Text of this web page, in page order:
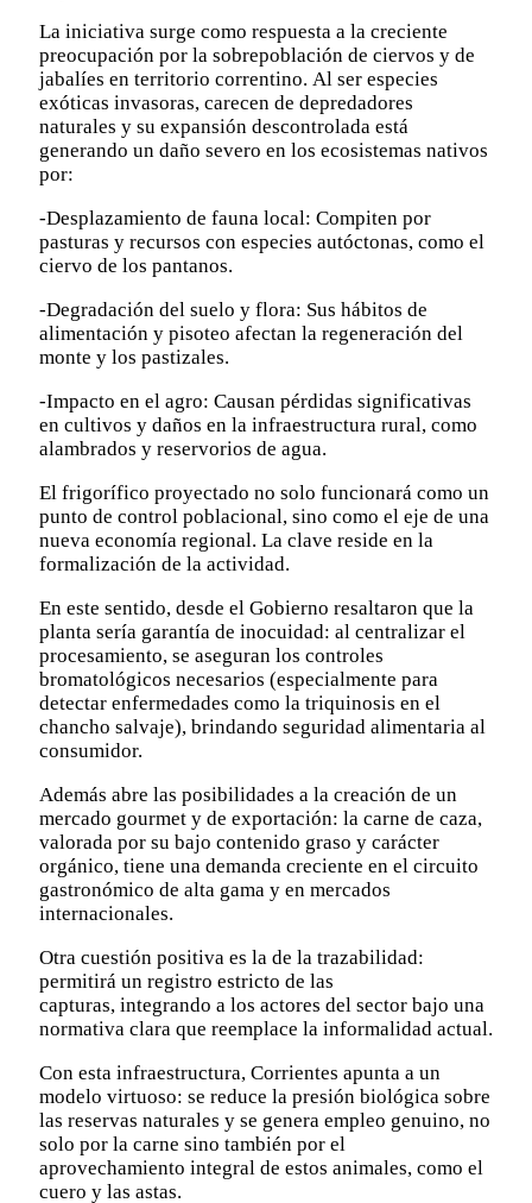
La iniciativa surge como respuesta a la creciente
preocupación por la sobrepoblación de ciervos y de
jabalíes en territorio correntino. Al ser especies
exóticas invasoras, carecen de depredadores
naturales y su expansión descontrolada está
generando un daño severo en los ecosistemas nativos
por:
-Desplazamiento de fauna local: Compiten por
pasturas y recursos con especies autóctonas, como el
ciervo de los pantanos.
-Degradación del suelo y flora: Sus hábitos de
alimentación y pisoteo afectan la regeneración del
monte y los pastizales.
-Impacto en el agro: Causan pérdidas significativas
en cultivos y daños en la infraestructura rural, como
alambrados y reservorios de agua.
El frigorífico proyectado no solo funcionará como un
punto de control poblacional, sino como el eje de una
nueva economía regional. La clave reside en la
formalización de la actividad.
En este sentido, desde el Gobierno resaltaron que la
planta sería garantía de inocuidad: al centralizar el
procesamiento, se aseguran los controles
bromatológicos necesarios (especialmente para
detectar enfermedades como la triquinosis en el
chancho salvaje), brindando seguridad alimentaria al
consumidor.
Además abre las posibilidades a la creación de un
mercado gourmet y de exportación: la carne de caza,
valorada por su bajo contenido graso y carácter
orgánico, tiene una demanda creciente en el circuito
gastronómico de alta gama y en mercados
internacionales.
Otra cuestión positiva es la de la trazabilidad:
permitirá un registro estricto de las
capturas, integrando a los actores del sector bajo una
normativa clara que reemplace la informalidad actual.
Con esta infraestructura, Corrientes apunta a un
modelo virtuoso: se reduce la presión biológica sobre
las reservas naturales y se genera empleo genuino, no
solo por la carne sino también por el
aprovechamiento integral de estos animales, como el
cuero y las astas.